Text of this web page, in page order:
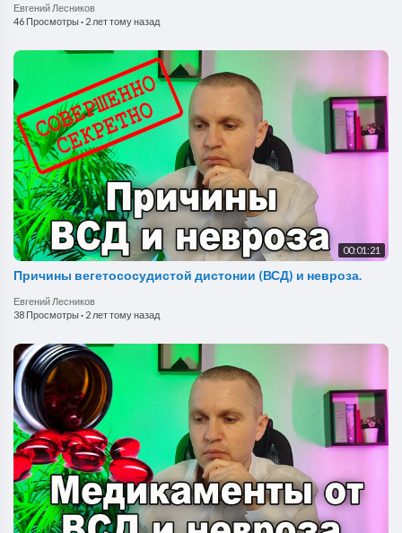
Евгений Лесников
46 Просмотры· 2 лет тому назад
00:01:21
Причины вегетососудистой дистонии (ВСД) и невроза.
Евгений Лесников
38 Просмотры· 2 лет тому назад